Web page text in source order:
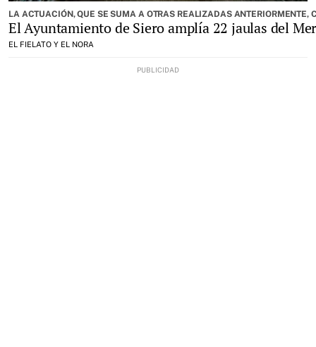
LA ACTUACIÓN, QUE SE SUMA A OTRAS REALIZADAS ANTERIORMENTE,
El Ayuntamiento de Siero amplía 22 jaulas del
EL FIELATO Y EL NORA